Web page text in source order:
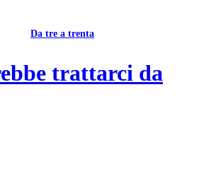
Da tre a trenta
trattarci da